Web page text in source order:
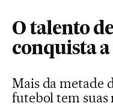
O talento
conquista a
Mais da metade
futebol tem suas